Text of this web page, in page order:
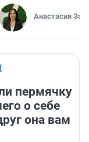
Анастасия
пермячку
о себе
она вам